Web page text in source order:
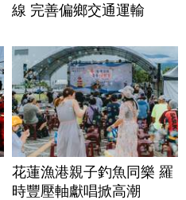
線 完善偏鄉交通運輸
花蓮漁港親子釣魚同樂 羅
時豐壓軸獻唱掀高潮